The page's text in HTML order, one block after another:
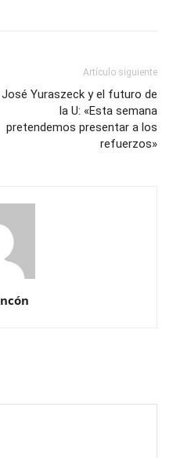
Artículo siguiente
José Yuraszeck y el futuro de
la U: «Esta semana
pretendemos presentar a los
refuerzos»